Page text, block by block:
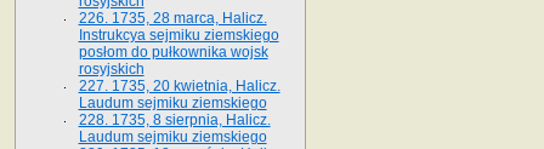
226. 1735, 28 marca, Halicz.
Instrukcya sejmiku ziemskiego
posłom do pułkownika wojsk
rosyjskich
227. 1735, 20 kwietnia, Halicz.
Laudum sejmiku ziemskiego
228. 1735, 8 sierpnia, Halicz.
Laudum sejmiku ziemskiego